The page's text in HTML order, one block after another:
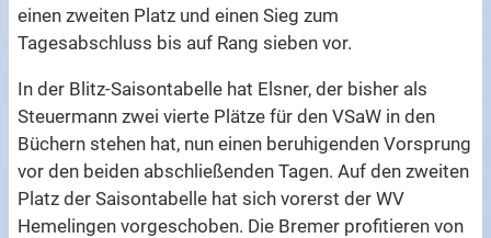
einen zweiten Platz und einen Sieg zum
Tagesabschluss bis auf Rang sieben vor.
In der Blitz-Saisontabelle hat Elsner, der bisher als
Steuermann zwei vierte Plätze für den VSaW in den
Büchern stehen hat, nun einen beruhigenden Vorsprung
vor den beiden abschließenden Tagen. Auf den zweiten
Platz der Saisontabelle hat sich vorerst der WV
Hemelingen vorgeschoben. Die Bremer profitieren von